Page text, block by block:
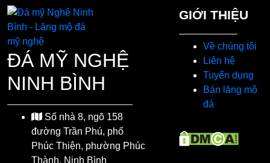
ĐÁ MỸ NGHỆ
NINH BÌNH
Số nhà 8, ngõ 158
đường Trần Phú, phố
Phúc Thiện, phường Phúc
Thành, Ninh Bình
GIỚI THIỆU
Về chúng tôi
Liên hệ
Tuyển dụng
Bán lăng mộ
đá